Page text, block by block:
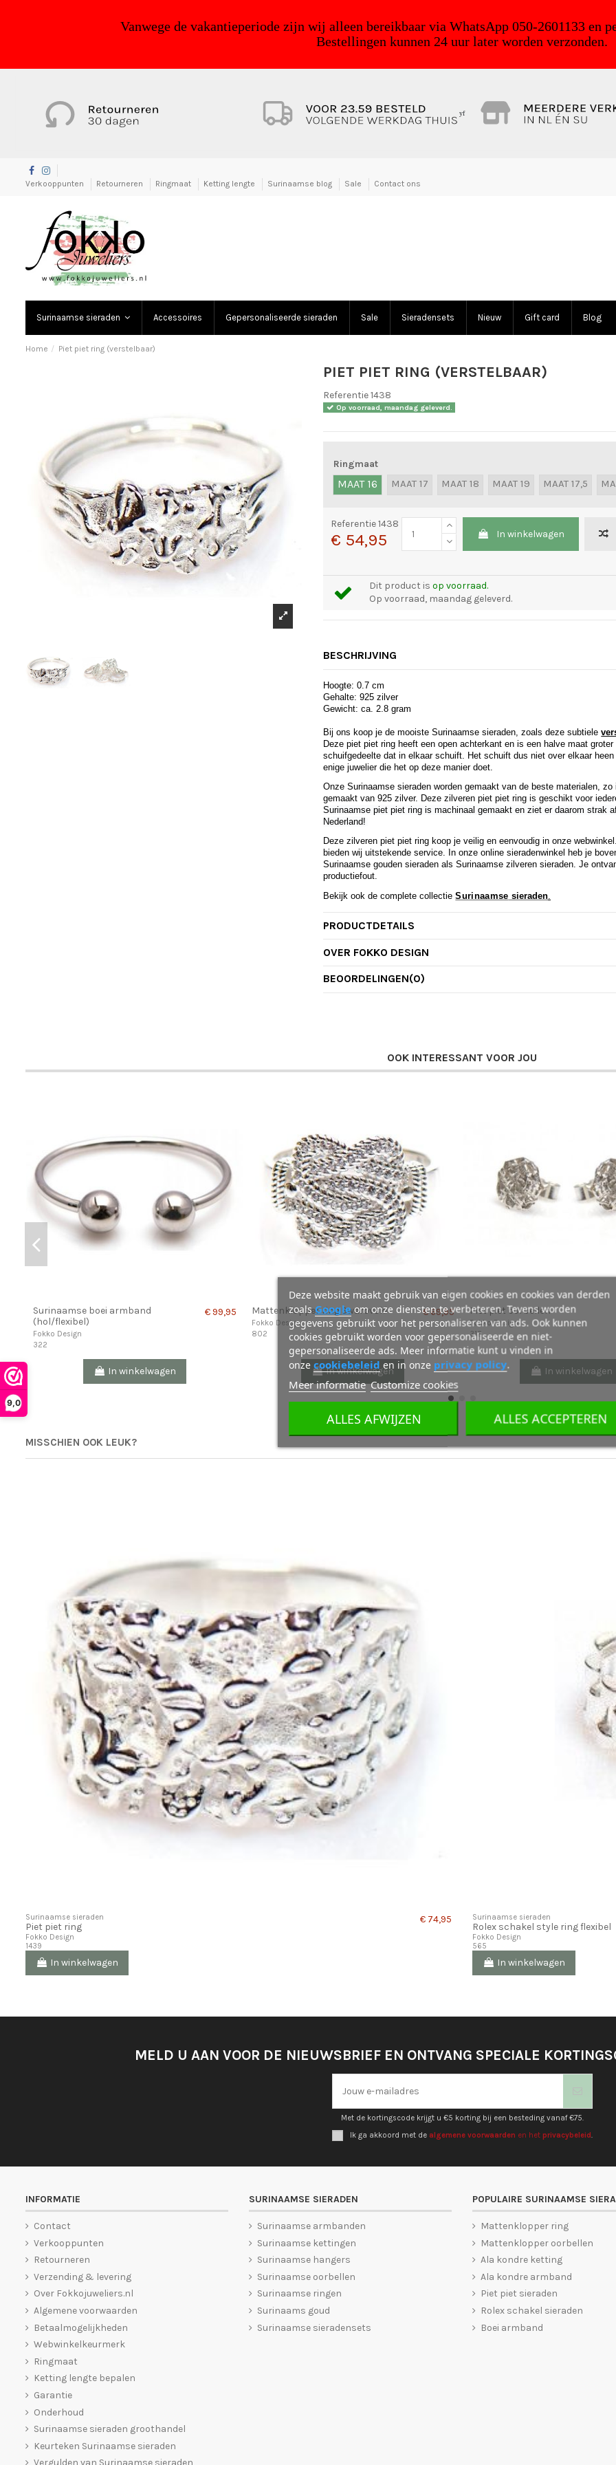
9,0
Vanwege de vakantieperiode zijn wij alleen bereikbaar via WhatsApp 050-2601133 en
Bestellingen kunnen 24 uur later worden verzonden.
yf
Verkooppunten Retourneren Ringmaat Ketting lengte Surinaamse blog Sale Contact ons
Surinaamse sieraden Accessoires Gepersonaliseerde sieraden Sale Sieradensets Nieuw Gift card Blog
Home Piet piet ring (verstelbaar)
PIET PIET RING (VERSTELBAAR)
Referentie1438
Op voorraad, maandag geleverd.
Ringmaat
MAAT 16 MAAT 17 MAAT 18 MAAT 19 MAAT 17,5
Referentie1438
€ 54,95 In winkelwagen
Dit product is op voorraad.
Op voorraad, maandag geleverd.
BESCHRIJVING
Hoogte: 0.7 cm
Gehalte: 925 zilver
Gewicht: ca. 2.8 gram
Bij ons koop je de mooiste Surinaamse sieraden, zoals deze subtiele
Deze piet piet ring heeft een open achterkant en is een halve maat
schuifgedeelte dat in elkaar schuift. Het schuift dus niet over elkaar
enige juwelier die het op deze manier doet.
Onze Surinaamse sieraden worden gemaakt van de beste materialen,
gemaakt van 925 zilver. Deze zilveren piet piet ring is geschikt voor
Surinaamse piet piet ring is machinaal gemaakt en ziet er daarom strak
Nederland!
Deze zilveren piet piet ring koop je veilig en eenvoudig in onze
bieden wij uitstekende service. In onze online sieradenwinkel heb je
Surinaamse gouden sieraden als Surinaamse zilveren sieraden. Je
productiefout.
Bekijk ook de complete collectieSurinaamse sieraden.
PRODUCTDETAILS
OVER FOKKO DESIGN
BEOORDELINGEN(0)
OOK INTERESSANT VOOR JOU
Surinaamse boei armband
(hol/flexibel)
Fokko Design
322
€ 99,95
In winkelwagen
Mattenklopper ring Swarovski
Fokko Design
802
€ 69,95
In winkelwagen
Piet piet oorbellen
Fokko Design
312
In winkelwagen
MISSCHIEN OOK LEUK?
Surinaamse sieraden
Piet piet ring
Fokko Design
1439
€ 74,95
In winkelwagen
Surinaamse sieraden
Rolex schakel style ring flexibel
Fokko Design
565
In winkelwagen
MELD U AAN VOOR DE NIEUWSBRIEF EN ONTVANG SPECIALE
Met de kortingscode krijgt u €5 korting bij een besteding vanaf €75.
Ik ga akkoord met de algemene voorwaarden en het privacybeleid
INFORMATIE
Contact
Verkooppunten
Retourneren
Verzending & levering
Over Fokkojuweliers.nl
Algemene voorwaarden
Betaalmogelijkheden
Webwinkelkeurmerk
Ringmaat
Ketting lengte bepalen
Garantie
Onderhoud
Surinaamse sieraden groothandel
Keurteken Surinaamse sieraden
SURINAAMSE SIERADEN
Surinaamse armbanden
Surinaamse kettingen
Surinaamse hangers
Surinaamse oorbellen
Surinaamse ringen
Surinaams goud
Surinaamse sieradensets
POPULAIRE SURINAAMSE
Mattenklopper ring
Mattenklopper oorbellen
Ala kondre ketting
Ala kondre armband
Piet piet sieraden
Rolex schakel sieraden
Boei armband
Deze website maakt gebruik van eigen cookies en cookies van derden
zoalsGoogleom onze diensten te verbeteren. Tevens worden
gegevens gebruikt voor het personaliseren van ads. Ook kunnen
cookies gebruikt worden voor gepersonaliseerde en niet-
gepersonaliseerde ads. Meer informatie kunt u vinden in
onze cookiebeleid en in onze privacy policy.
Meer informatie Customize cookies
ALLES AFWIJZEN ALLES ACCEPTEREN